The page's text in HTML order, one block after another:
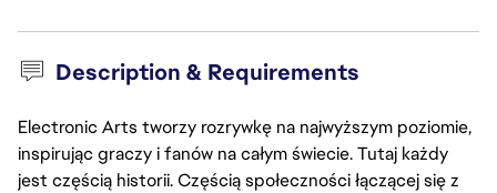
Description & Requirements
Electronic Arts tworzy rozrywkę na najwyższym poziomie,
inspirując graczy i fanów na całym świecie. Tutaj każdy
jest częścią historii. Częścią społeczności łączącej się z